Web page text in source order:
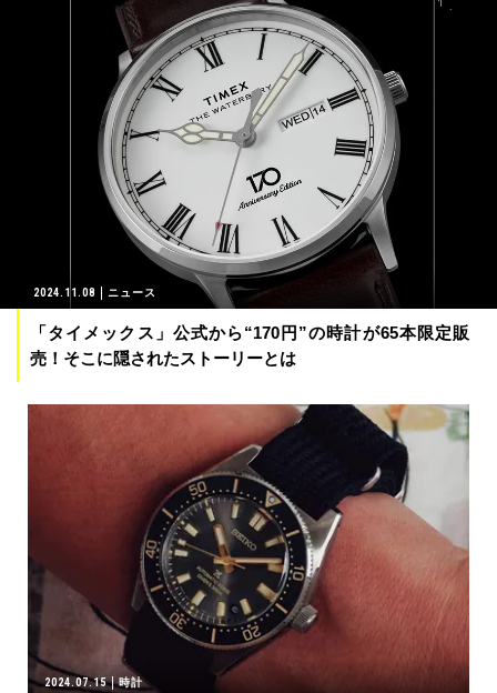
2024.11.08 ニュース
「タイメックス」公式から“170円”の時計が65本限定販
売！そこに隠されたストーリーとは
2024.07.15 時計